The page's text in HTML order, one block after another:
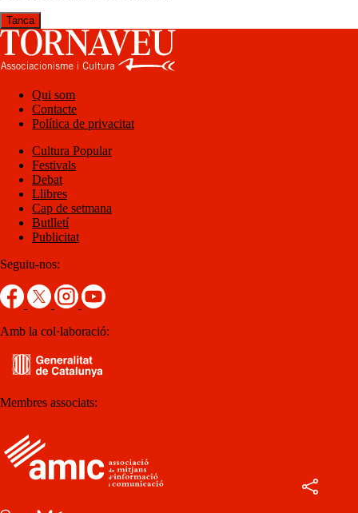
Tanca
Qui som
Contacte
Política de privacitat
Cultura Popular
Festivals
Debat
Llibres
Cap de setmana
Butlletí
Publicitat
Seguiu-nos:
Amb la col·laboració:
Membres associats: